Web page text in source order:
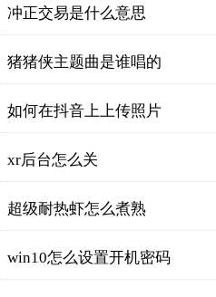
冲正交易是什么意思
猪猪侠主题曲是谁唱的
如何在抖音上上传照片
xr后台怎么关
超级耐热虾怎么煮熟
win10怎么设置开机密码